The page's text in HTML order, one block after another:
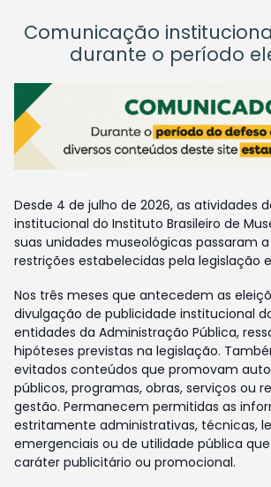
Comunicação
durante o período
Desde 4 de julho de 2026, as atividades
institucional do Instituto Brasileiro de
suas unidades museológicas passaram
restrições estabelecidas pela legislação
Nos três meses que antecedem as
divulgação de publicidade institucional
entidades da Administração Pública,
hipóteses previstas na legislação.
evitados conteúdos que promovam
públicos, programas, obras, serviços ou
gestão. Permanecem permitidas as
estritamente administrativas, técnicas,
emergenciais ou de utilidade pública
caráter publicitário ou promocional.